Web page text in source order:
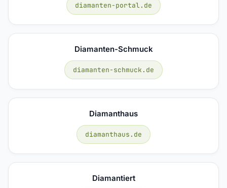
diamanten-portal.de
Diamanten-Schmuck
diamanten-schmuck.de
Diamanthaus
diamanthaus.de
Diamantiert